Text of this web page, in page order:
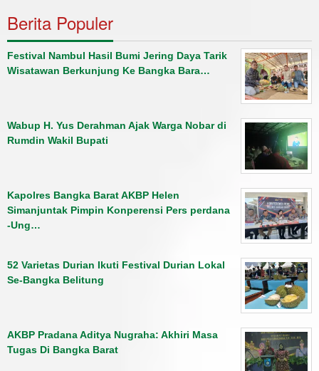
Berita Populer
Festival Nambul Hasil Bumi Jering Daya Tarik
Wisatawan Berkunjung Ke Bangka Bara…
Wabup H. Yus Derahman Ajak Warga Nobar di
Rumdin Wakil Bupati
Kapolres Bangka Barat AKBP Helen
Simanjuntak Pimpin Konperensi Pers perdana
-Ung…
52 Varietas Durian Ikuti Festival Durian Lokal
Se-Bangka Belitung
AKBP Pradana Aditya Nugraha: Akhiri Masa
Tugas Di Bangka Barat